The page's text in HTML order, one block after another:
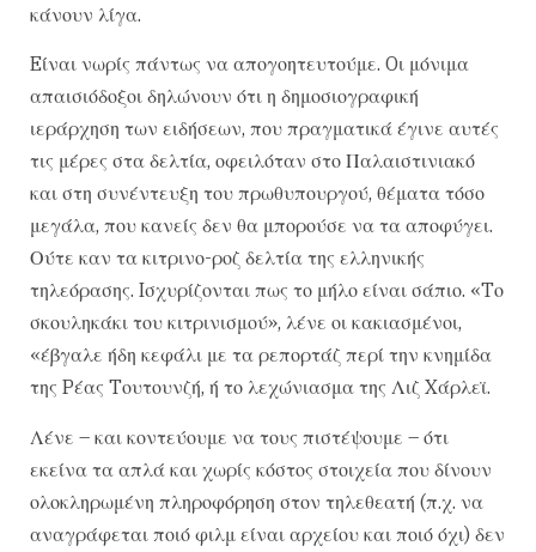
κάνουν λίγα.
Eίναι νωρίς πάντως να απογοητευτούμε. Oι μόνιμα
απαισιόδοξοι δηλώνουν ότι η δημοσιογραφική
ιεράρχηση των ειδήσεων, που πραγματικά έγινε αυτές
τις μέρες στα δελτία, οφειλόταν στο Παλαιστινιακό
και στη συνέντευξη του πρωθυπουργού, θέματα τόσο
μεγάλα, που κανείς δεν θα μπορούσε να τα αποφύγει.
Ούτε καν τα κιτρινο-ροζ δελτία της ελληνικής
τηλεόρασης. Iσχυρίζονται πως το μήλο είναι σάπιο. «Tο
σκουληκάκι του κιτρινισμού», λένε οι κακιασμένοι,
«έβγαλε ήδη κεφάλι με τα ρεπορτάζ περί την κνημίδα
της Pέας Tουτουνζή, ή το λεχώνιασμα της Λιζ Xάρλεϊ.
Λένε – και κοντεύουμε να τους πιστέψουμε – ότι
εκείνα τα απλά και χωρίς κόστος στοιχεία που δίνουν
ολοκληρωμένη πληροφόρηση στον τηλεθεατή (π.χ. να
αναγράφεται ποιό φιλμ είναι αρχείου και ποιό όχι) δεν